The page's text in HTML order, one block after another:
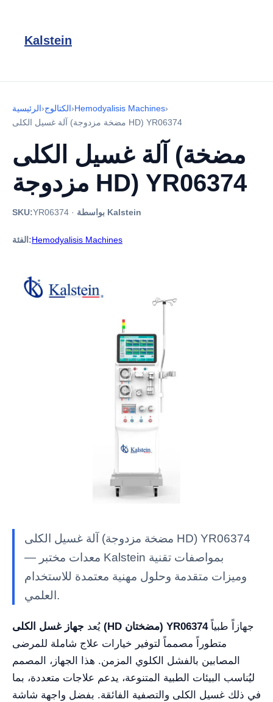
Kalstein
الرئيسية›الكتالوج›Hemodyalisis Machines›
آلة غسيل الكلى (مضخة مزدوجة HD) YR06374
آلة غسيل الكلى (مضخة
مزدوجة HD) YR06374
SKU:YR06374 · بواسطة Kalstein
الفئة:Hemodyalisis Machines
آلة غسيل الكلى (مضخة مزدوجة HD) YR06374
— معدات مختبر Kalstein بمواصفات تقنية
وميزات متقدمة وحلول مهنية معتمدة للاستخدام
العلمي.
يُعد جهاز غسل الكلى (HD مضختان) YR06374جهازاً طبياً
متطوراً مصمماً لتوفير خيارات علاج شاملة للمرضى
المصابين بالفشل الكلوي المزمن. هذا الجهاز، المصمم
ليُناسب البيئات الطبية المتنوعة، يدعم علاجات متعددة، بما
في ذلك غسيل الكلى والتصفية الفائقة. بفضل واجهة شاشة